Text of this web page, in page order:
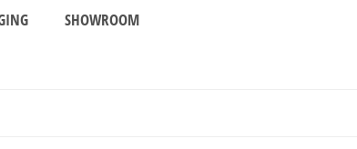
SHOWROOM